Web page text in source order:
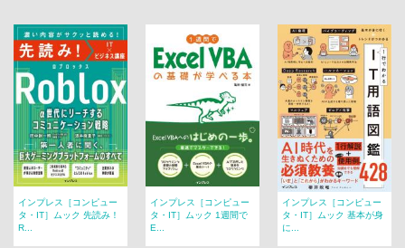
インプレス［コンピュー
タ・IT］ムック 先読み！
R...
インプレス［コンピュー
タ・IT］ムック 1週間で
E...
インプレス［コンピュー
タ・IT］ムック 基本が身
に...